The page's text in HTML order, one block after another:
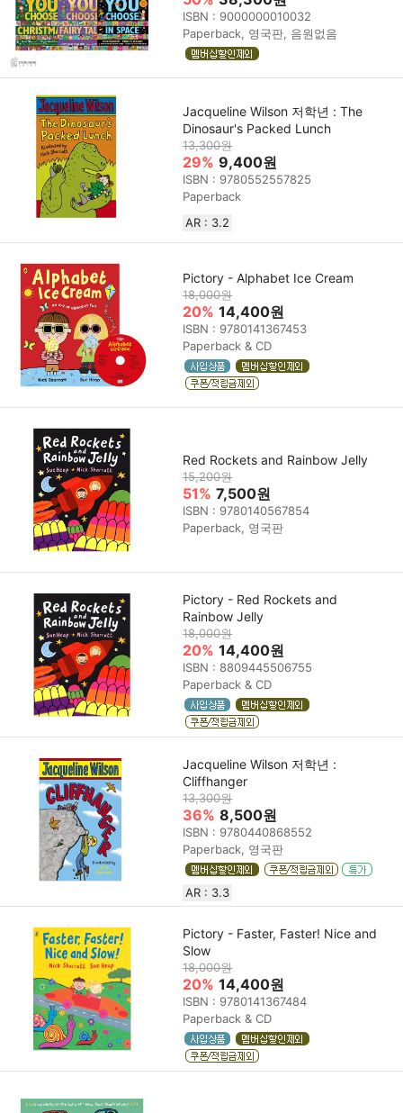
ISBN : 9000000010032
Paperback, 영국판, 음원없음
Jacqueline Wilson 저학년 : The
Dinosaur's Packed Lunch
13,300원
29% 9,400원
ISBN : 9780552557825
Paperback
AR : 3.2
Pictory - Alphabet Ice Cream
18,000원
20% 14,400원
ISBN : 9780141367453
Paperback & CD
Red Rockets and Rainbow Jelly
15,200원
51% 7,500원
ISBN : 9780140567854
Paperback, 영국판
Pictory - Red Rockets and
Rainbow Jelly
18,000원
20% 14,400원
ISBN : 8809445506755
Paperback & CD
Jacqueline Wilson 저학년 :
Cliffhanger
13,300원
36% 8,500원
ISBN : 9780440868552
Paperback, 영국판
AR : 3.3
Pictory - Faster, Faster! Nice and
Slow
18,000원
20% 14,400원
ISBN : 9780141367484
Paperback & CD